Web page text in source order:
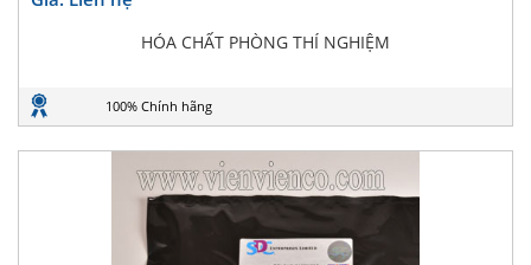
HÓA CHẤT PHÒNG THÍ NGHIỆM
100% Chính hãng